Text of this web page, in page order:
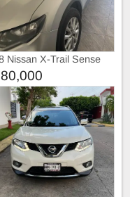
Nissan X-Trail Sense